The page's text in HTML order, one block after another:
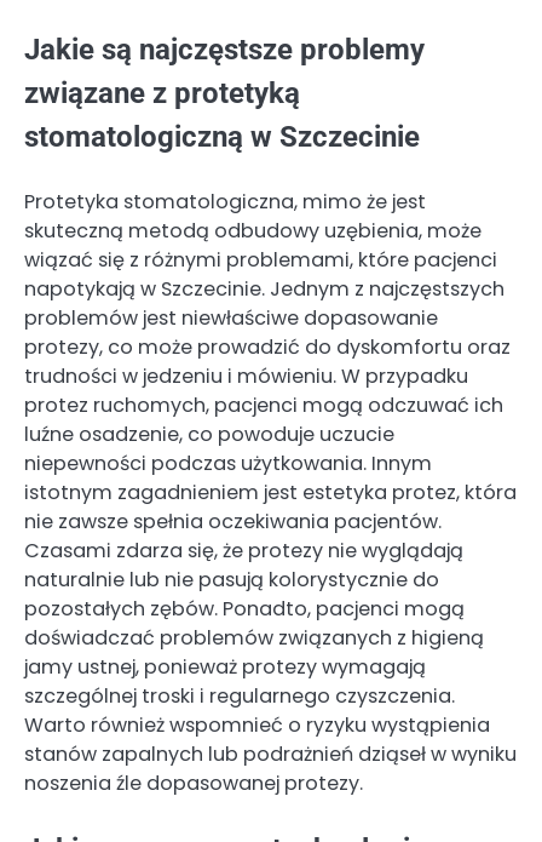
Jakie są najczęstsze problemy
związane z protetyką
stomatologiczną w Szczecinie
Protetyka stomatologiczna, mimo że jest
skuteczną metodą odbudowy uzębienia, może
wiązać się z różnymi problemami, które pacjenci
napotykają w Szczecinie. Jednym z najczęstszych
problemów jest niewłaściwe dopasowanie
protezy, co może prowadzić do dyskomfortu oraz
trudności w jedzeniu i mówieniu. W przypadku
protez ruchomych, pacjenci mogą odczuwać ich
luźne osadzenie, co powoduje uczucie
niepewności podczas użytkowania. Innym
istotnym zagadnieniem jest estetyka protez, która
nie zawsze spełnia oczekiwania pacjentów.
Czasami zdarza się, że protezy nie wyglądają
naturalnie lub nie pasują kolorystycznie do
pozostałych zębów. Ponadto, pacjenci mogą
doświadczać problemów związanych z higieną
jamy ustnej, ponieważ protezy wymagają
szczególnej troski i regularnego czyszczenia.
Warto również wspomnieć o ryzyku wystąpienia
stanów zapalnych lub podrażnień dziąseł w wyniku
noszenia źle dopasowanej protezy.